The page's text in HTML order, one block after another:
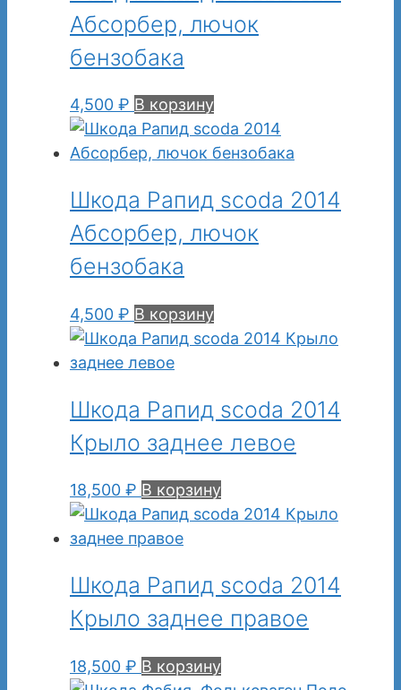
Абсорбер, лючок
бензобака
4,500 ₽ В корзину
Шкода Рапид scoda 2014
Абсорбер, лючок
бензобака
4,500 ₽ В корзину
Шкода Рапид scoda 2014
Крыло заднее левое
18,500 ₽ В корзину
Шкода Рапид scoda 2014
Крыло заднее правое
18,500 ₽ В корзину